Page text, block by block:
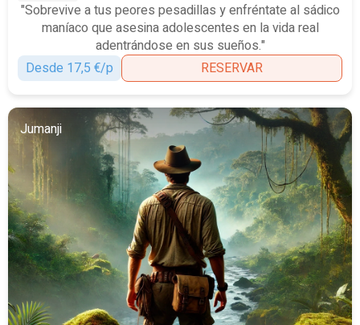
"Sobrevive a tus peores pesadillas y enfréntate al sádico
maníaco que asesina adolescentes en la vida real
adentrándose en sus sueños."
Desde 17,5 €/p
RESERVAR
Jumanji